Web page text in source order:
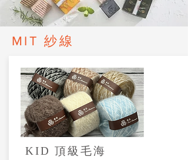
MIT 紗線
KID 頂級毛海